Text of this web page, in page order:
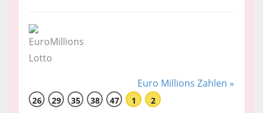
Euro Millions Zahlen »
26 29 35 38 47 1 2